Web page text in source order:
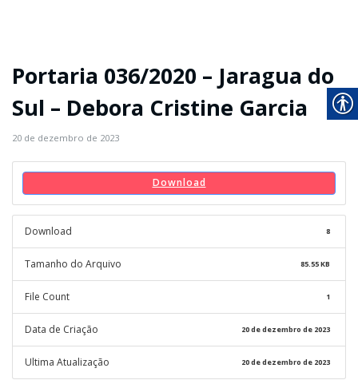
Portaria 036/2020 – Jaragua do
Sul – Debora Cristine Garcia
20 de dezembro de 2023
Download
Download 8
Tamanho do Arquivo 85.55 KB
File Count 1
Data de Criação 20 de dezembro de 2023
Ultima Atualização 20 de dezembro de 2023